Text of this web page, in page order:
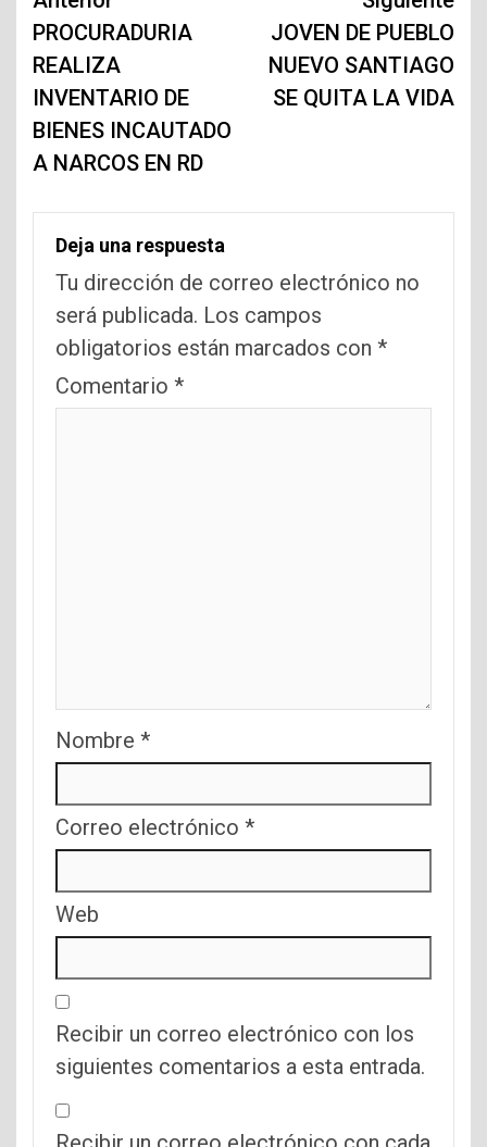
de
entradas
PROCURADURIA
REALIZA
INVENTARIO DE
BIENES INCAUTADO
A NARCOS EN RD
JOVEN DE PUEBLO
NUEVO SANTIAGO
SE QUITA LA VIDA
Deja una respuesta
Tu dirección de correo electrónico no
será publicada. Los campos
obligatorios están marcados con *
Comentario *
Nombre *
Correo electrónico *
Web
Recibir un correo electrónico con los
siguientes comentarios a esta entrada.